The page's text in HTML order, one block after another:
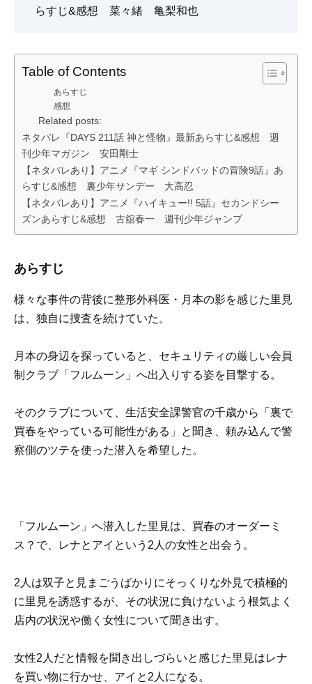
らすじ&感想 菜々緒 亀梨和也
Table of Contents
あらすじ
感想
Related posts:
ネタバレ『DAYS 211話 神と怪物』最新あらすじ&感想 週
刊少年マガジン 安田剛士
【ネタバレあり】アニメ『マギ シンドバッドの冒険9話』あ
らすじ&感想 裏少年サンデー 大高忍
【ネタバレあり】アニメ『ハイキュー!! 5話』セカンドシー
ズンあらすじ&感想 古舘春一 週刊少年ジャンプ
あらすじ
様々な事件の背後に整形外科医・月本の影を感じた里見
は、独自に捜査を続けていた。
月本の身辺を探っていると、セキュリティの厳しい会員
制クラブ「フルムーン」へ出入りする姿を目撃する。
そのクラブについて、生活安全課警官の千歳から「裏で
買春をやっている可能性がある」と聞き、頼み込んで警
察側のツテを使った潜入を希望した。
「フルムーン」へ潜入した里見は、買春のオーダーミ
ス？で、レナとアイという2人の女性と出会う。
2人は双子と見まごうばかりにそっくりな外見で積極的
に里見を誘惑するが、その状況に負けないよう根気よく
店内の状況や働く女性について聞き出す。
女性2人だと情報を聞き出しづらいと感じた里見はレナ
を買い物に行かせ、アイと2人になる。